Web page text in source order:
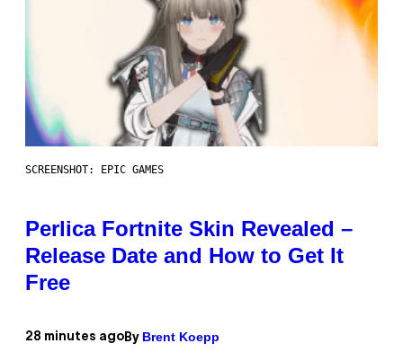
SCREENSHOT: EPIC GAMES
Perlica Fortnite Skin Revealed –
Release Date and How to Get It
Free
28 minutes ago By Brent Koepp